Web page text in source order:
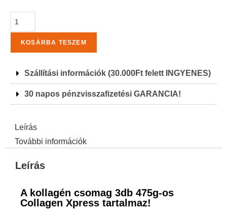
KOSÁRBA TESZEM
Szállítási információk (30.000Ft felett INGYENES)
30 napos pénzvisszafizetési GARANCIA!
Leírás
További információk
Leírás
A kollagén csomag 3db 475g-os
Collagen Xpress tartalmaz!